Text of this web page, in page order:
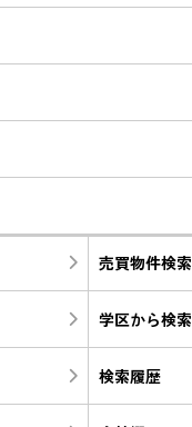
売買物件検索
学区から検索
検索履歴